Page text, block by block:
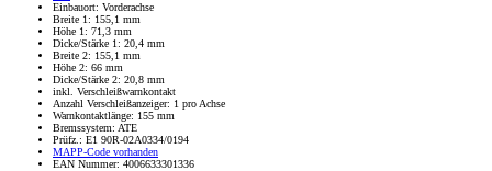
Einbauort: Vorderachse
Breite 1: 155,1 mm
Höhe 1: 71,3 mm
Dicke/Stärke 1: 20,4 mm
Breite 2: 155,1 mm
Höhe 2: 66 mm
Dicke/Stärke 2: 20,8 mm
inkl. Verschleißwarnkontakt
Anzahl Verschleißanzeiger: 1 pro Achse
Warnkontaktlänge: 155 mm
Bremssystem: ATE
Prüfz.: E1 90R-02A0334/0194
MAPP-Code vorhanden
EAN Nummer: 4006633301336